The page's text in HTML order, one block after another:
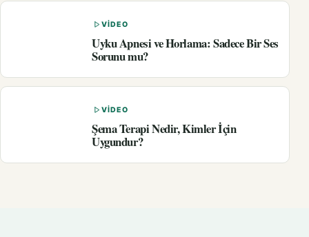
VIDEO
Uyku Apnesi ve Horlama: Sadece Bir Ses
Sorunu mu?
VIDEO
Şema Terapi Nedir, Kimler İçin
Uygundur?